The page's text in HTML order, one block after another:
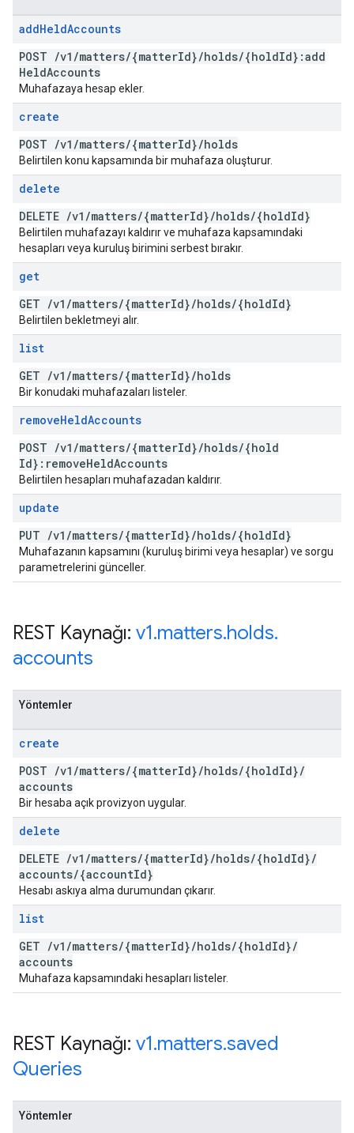
addHeldAccounts
POST /v1 /matters/{matterId}/holds/{holdId}:add
HeldAccounts
Muhafazaya hesap ekler.
create
POST /v1 /matters/{matterId}/holds
Belirtilen konu kapsamında bir muhafaza oluşturur.
delete
DELETE /v1 /matters/{matterId}/holds/{holdId}
Belirtilen muhafazayı kaldırır ve muhafaza kapsamındaki
hesapları veya kuruluş birimini serbest bırakır.
get
GET /v1 /matters/{matterId}/holds/{holdId}
Belirtilen bekletmeyi alır.
list
GET /v1 /matters/{matterId}/holds
Bir konudaki muhafazaları listeler.
removeHeldAccounts
POST /v1 /matters/{matterId}/holds/{hold
Id}:removeHeldAccounts
Belirtilen hesapları muhafazadan kaldırır.
update
PUT /v1 /matters/{matterId}/holds/{holdId}
Muhafazanın kapsamını (kuruluş birimi veya hesaplar) ve sorgu
parametrelerini günceller.
REST Kaynağı: v1.matters.holds.
accounts
Yöntemler
create
POST /v1 /matters/{matterId}/holds/{holdId}/
accounts
Bir hesaba açık provizyon uygular.
delete
DELETE /v1 /matters/{matterId}/holds/{holdId}/
accounts/{accountId}
Hesabı askıya alma durumundan çıkarır.
list
GET /v1 /matters/{matterId}/holds/{holdId}/
accounts
Muhafaza kapsamındaki hesapları listeler.
REST Kaynağı: v1.matters.saved
Queries
Yöntemler